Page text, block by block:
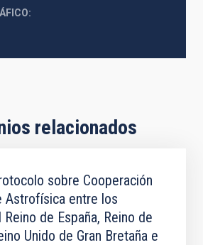
relacionados
sobre Cooperación
Astrofísica entre los
de España, Reino de
Unido de Gran Bretaña e